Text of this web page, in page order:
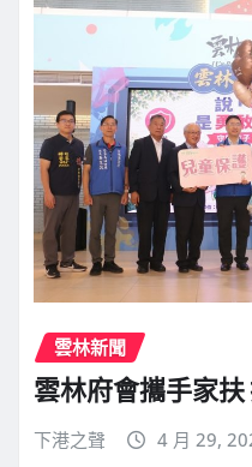
雲林新聞
雲林府會攜手家
下港之聲 4 月 29,